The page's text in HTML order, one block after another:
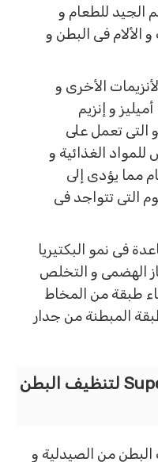
الجيد للطعام و
الألام فى البطن و
الأخرى و
و إنزيم
و التى تعمل على
الغذائية و
مما يؤدى إلى
التى تتواجد فى
فى نمو البكتيريا
الهضمى و التخلص
طبقة من المخاط
المبطنة من جدار
حبوب Super colon cleanse لتنظيف البطن
من الصيدلية و